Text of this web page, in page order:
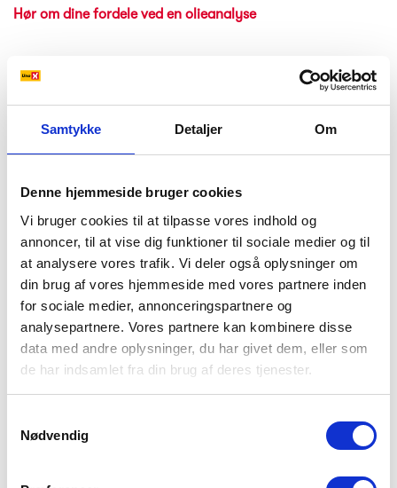
Samtykke Detaljer Om
Denne hjemmeside bruger cookies
Vi bruger cookies til at tilpasse vores indhold og
annoncer, til at vise dig funktioner til sociale medier og til
at analysere vores trafik. Vi deler også oplysninger om
din brug af vores hjemmeside med vores partnere inden
for sociale medier, annonceringspartnere og
analysepartnere. Vores partnere kan kombinere disse
data med andre oplysninger, du har givet dem, eller som
de har indsamlet fra din brug af deres tjenester.
Nødvendig
Hør om dine fordele ved en olieanalyse